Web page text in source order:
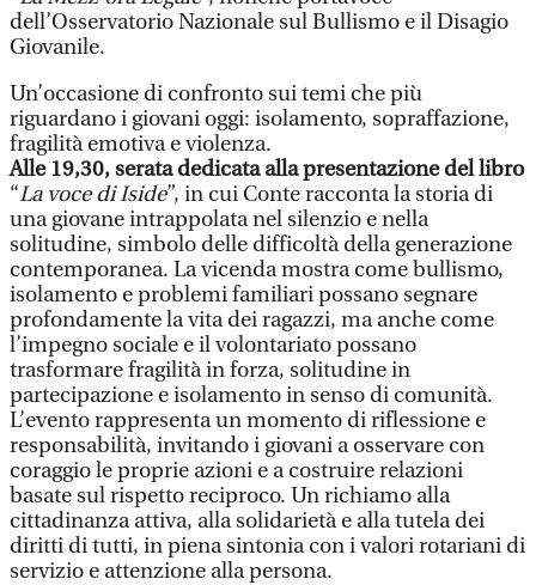
dell’Osservatorio Nazionale sul Bullismo e il Disagio
Giovanile.
Un’occasione di confronto sui temi che più
riguardano i giovani oggi: isolamento, sopraffazione,
fragilità emotiva e violenza.
Alle 19,30, serata dedicata alla presentazione del libro
“La voce di Iside”, in cui Conte racconta la storia di
una giovane intrappolata nel silenzio e nella
solitudine, simbolo delle difficoltà della generazione
contemporanea. La vicenda mostra come bullismo,
isolamento e problemi familiari possano segnare
profondamente la vita dei ragazzi, ma anche come
l’impegno sociale e il volontariato possano
trasformare fragilità in forza, solitudine in
partecipazione e isolamento in senso di comunità.
L’evento rappresenta un momento di riflessione e
responsabilità, invitando i giovani a osservare con
coraggio le proprie azioni e a costruire relazioni
basate sul rispetto reciproco. Un richiamo alla
cittadinanza attiva, alla solidarietà e alla tutela dei
diritti di tutti, in piena sintonia con i valori rotariani di
servizio e attenzione alla persona.